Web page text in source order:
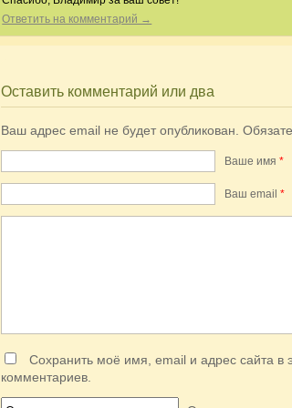
Ответить на комментарий →
Оставить комментарий или два
Ваш адрес email не будет опубликован.
Ваше имя*
Ваш еmail*
Сохранить моё имя, email и адрес сайта
комментариев.